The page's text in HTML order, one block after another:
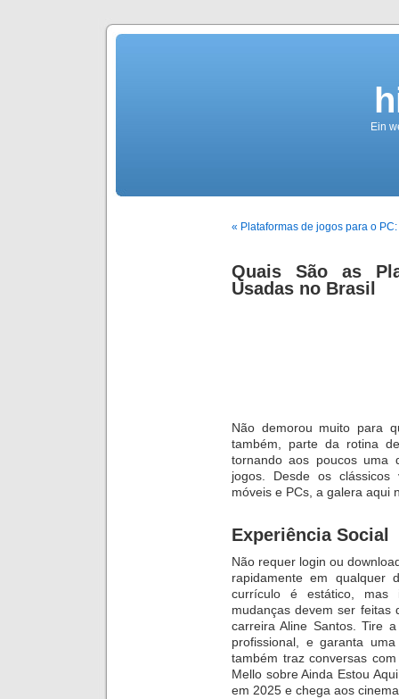
Ein
« Plataformas de jogos para o
Quais São as
Usadas no Brasil
Não demorou muito para
também, parte da rotina
tornando aos poucos uma
jogos. Desde os clássicos
móveis e PCs, a galera aqui
Experiência Social
Não requer login ou
rapidamente em qualquer
currículo é estático, mas
mudanças devem ser feitas
carreira Aline Santos. Tire
profissional, e garanta
também traz conversas
Mello sobre Ainda Estou
em 2025 e chega aos